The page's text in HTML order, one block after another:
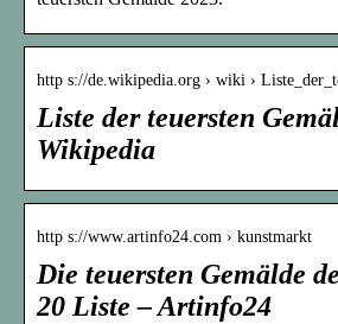
http s://de.wikipedia.org › wiki ›
Liste der teuersten
Wikipedia
http s://www.artinfo24.com › kunstmarkt
Die teuersten Gemälde
20 Liste – Artinfo24